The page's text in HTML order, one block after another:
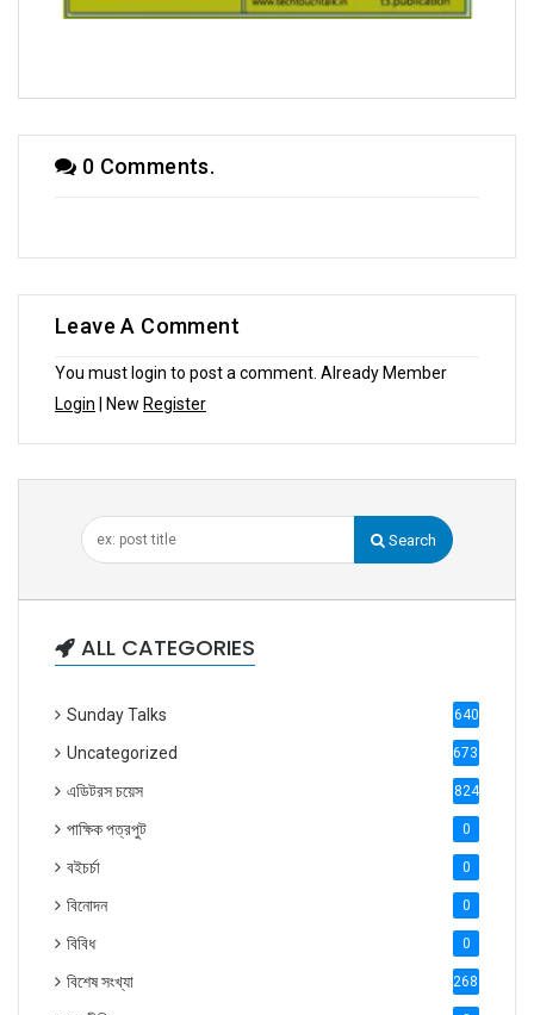
0 Comments.
Leave A Comment
You must login to post a comment. Already Member
Login | New Register
Search
ALL CATEGORIES
Sunday Talks 640
Uncategorized 6738
এডিটরস চয়েস 824
পাক্ষিক পত্রপুট 0
বইচর্চা 0
বিনোদন 0
বিবিধ 0
বিশেষ সংখ্যা 2686